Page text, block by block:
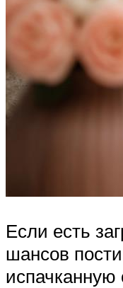
Если есть
шансов
испачканную